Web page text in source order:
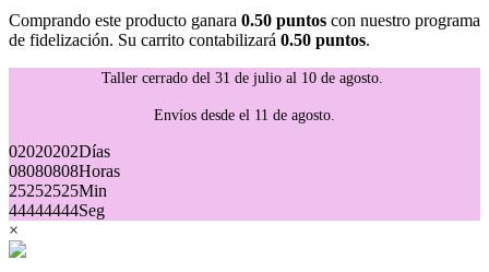
Comprando este producto ganara 0.50 puntos con nuestro programa
de fidelización. Su carrito contabilizará 0.50 puntos.
Taller cerrado del 31 de julio al 10 de agosto.
Envíos desde el 11 de agosto.
02020202Días
08080808Horas
25252525Min
44444444Seg
×